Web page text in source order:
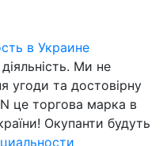
Ми не
угоди та достовірну
це торгова марка в
Окупанти будуть